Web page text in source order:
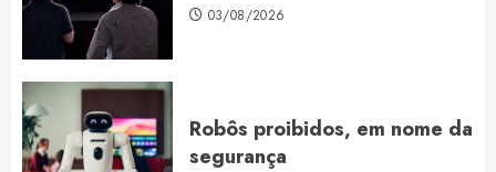
03/08/2026
Robôs proibidos, em nome da
segurança